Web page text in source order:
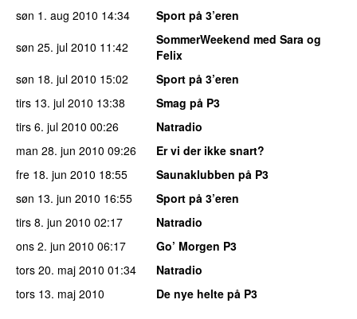
søn 1. aug 2010 14:34
Sport på 3’eren
søn 25. jul 2010 11:42
SommerWeekend med Sara og
Felix
søn 18. jul 2010 15:02
Sport på 3’eren
tirs 13. jul 2010 13:38
Smag på P3
tirs 6. jul 2010 00:26
Natradio
man 28. jun 2010 09:26
Er vi der ikke snart?
fre 18. jun 2010 18:55
Saunaklubben på P3
søn 13. jun 2010 16:55
Sport på 3’eren
tirs 8. jun 2010 02:17
Natradio
ons 2. jun 2010 06:17
Go’ Morgen P3
tors 20. maj 2010 01:34
Natradio
tors 13. maj 2010
De nye helte på P3